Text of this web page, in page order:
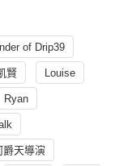
of Drip39
賢 Louise
Ryan
爵天導演